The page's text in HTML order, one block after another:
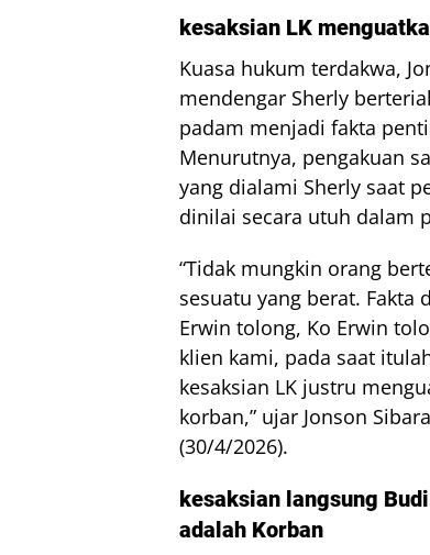
kesaksian LK
Kuasa hukum terdakwa,
mendengar Sherly
padam menjadi fakta
Menurutnya, pengakuan
yang dialami Sherly saat
dinilai secara utuh dalam
“Tidak mungkin orang
sesuatu yang berat. Fakta
Erwin tolong, Ko Erwin
klien kami, pada saat
kesaksian LK justru
korban,” ujar Jonson
(30/4/2026).
kesaksian langsung
adalah Korban